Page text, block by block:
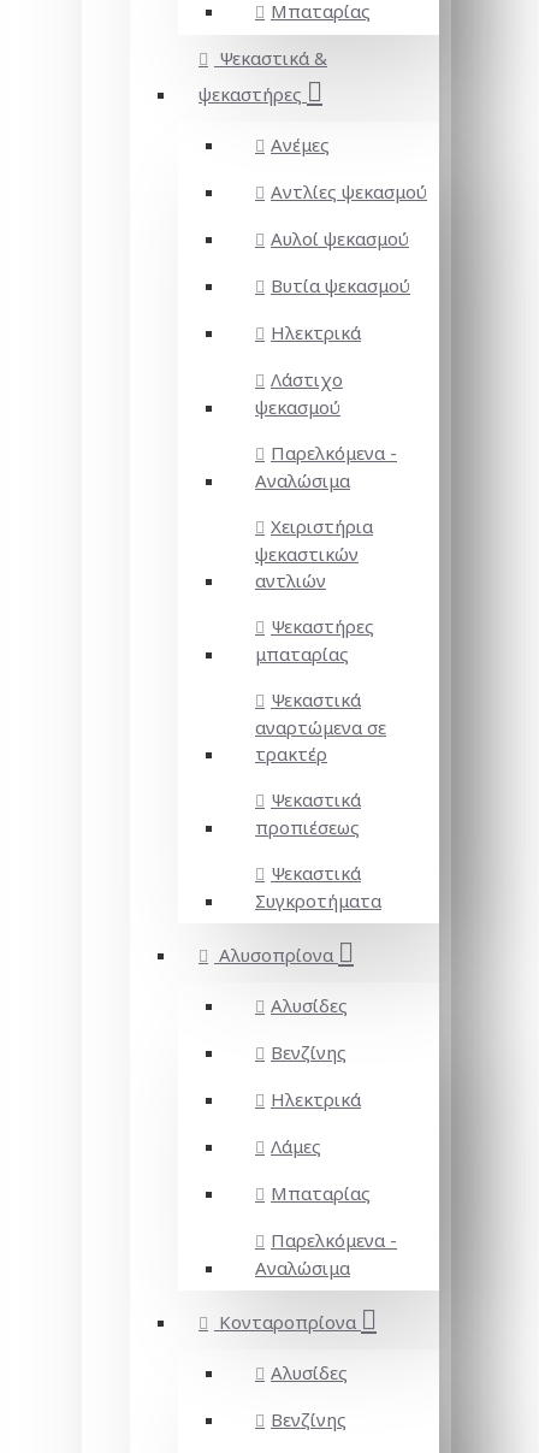
Μπαταρίας
Ψεκαστικά &
ψεκαστήρες
Ανέμες
Αντλίες ψεκασμού
Αυλοί ψεκασμού
Βυτία ψεκασμού
Ηλεκτρικά
Λάστιχο
ψεκασμού
Παρελκόμενα -
Αναλώσιμα
Χειριστήρια
ψεκαστικών
αντλιών
Ψεκαστήρες
μπαταρίας
Ψεκαστικά
αναρτώμενα σε
τρακτέρ
Ψεκαστικά
προπιέσεως
Ψεκαστικά
Συγκροτήματα
Αλυσοπρίονα
Αλυσίδες
Βενζίνης
Ηλεκτρικά
Λάμες
Μπαταρίας
Παρελκόμενα -
Αναλώσιμα
Κονταροπρίονα
Αλυσίδες
Βενζίνης